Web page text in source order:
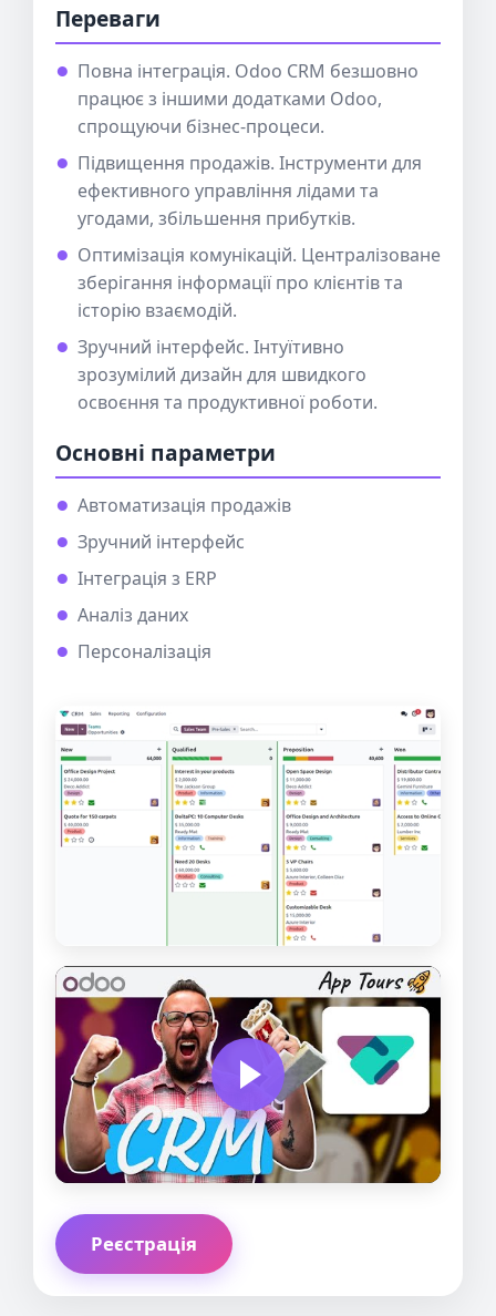
Переваги
Повна інтеграція. Odoo CRM безшовно
працює з іншими додатками Odoo,
спрощуючи бізнес-процеси.
Підвищення продажів. Інструменти для
ефективного управління лідами та
угодами, збільшення прибутків.
Оптимізація комунікацій. Централізоване
зберігання інформації про клієнтів та
історію взаємодій.
Зручний інтерфейс. Інтуїтивно
зрозумілий дизайн для швидкого
освоєння та продуктивної роботи.
Основні параметри
Автоматизація продажів
Зручний інтерфейс
Інтеграція з ERP
Аналіз даних
Персоналізація
Реєстрація